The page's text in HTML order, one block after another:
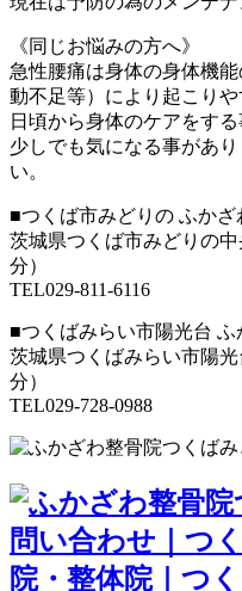
《同じお悩みの方へ》
急性腰痛は身体の身体機
動不足等）により起こりや
日頃から身体のケアをす
少しでも気になる事があ
い。
■つくば市みどりの ふかざ
茨城県つくば市みどりの
分）
TEL029-811-6116
■つくばみらい市陽光台
茨城県つくばみらい市陽
分）
TEL029-728-0988